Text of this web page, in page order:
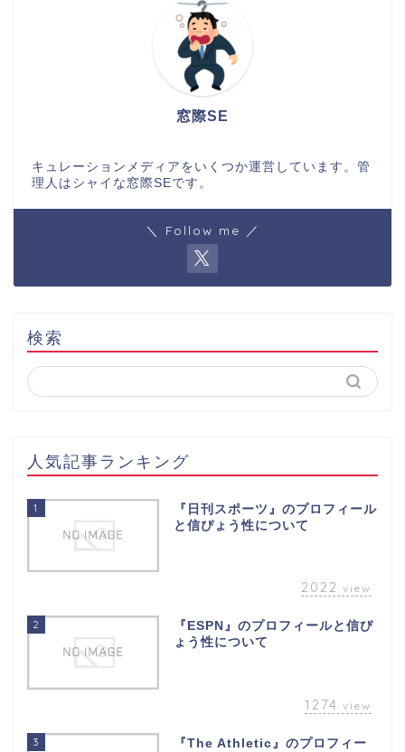
窓際SE
キュレーションメディアをいくつか運営しています。管
理人はシャイな窓際SEです。
＼ Follow me ／
検索
人気記事ランキング
1
『日刊スポーツ』のプロフィール
と信ぴょう性について
2022 view
2
『ESPN』のプロフィールと信ぴ
ょう性について
1274 view
3
『The Athletic』のプロフィー